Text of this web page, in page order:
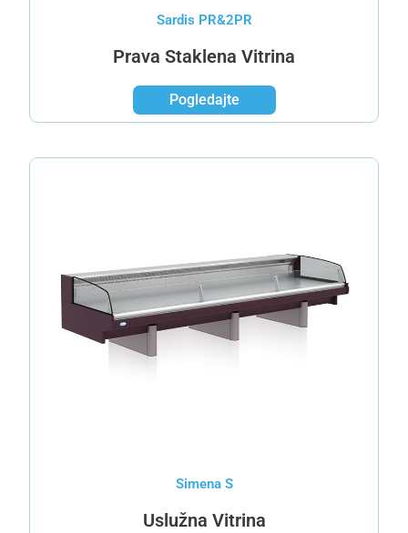
Sardis PR&2PR
Prava Staklena Vitrina
Pogledajte
Simena S
Uslužna Vitrina